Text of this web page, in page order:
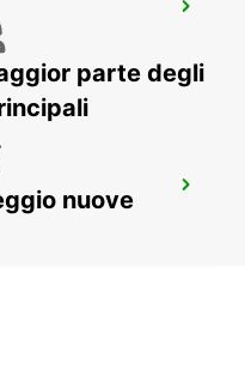
parte degli
nuove